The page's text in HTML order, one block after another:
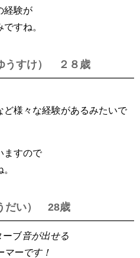
経験が
すね。
うすけ） ２８歳
ど様々な経験があるみたいで
ますので
だい） 28歳
ーブ音が出せる
マーです！